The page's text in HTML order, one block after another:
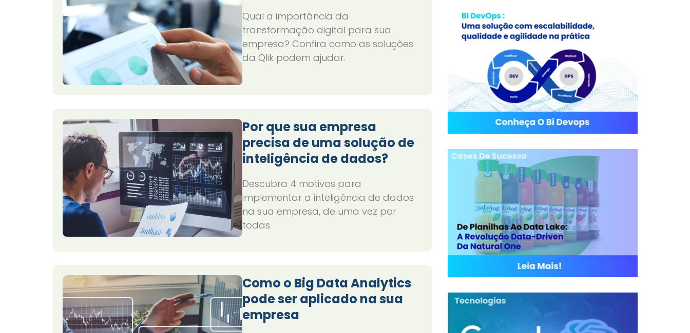
Qual a importância da
transformação digital para sua
empresa? Confira como as soluções
da Qlik podem ajudar.
Por que sua empresa
precisa de uma solução de
inteligência de dados?
Descubra 4 motivos para
implementar a inteligência de dados
na sua empresa, de uma vez por
todas.
Como o Big Data Analytics
pode ser aplicado na sua
empresa